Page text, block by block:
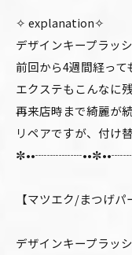
✧ explanation✧
デザインキープラッ
前回から4週間経って
エクステもこんなに
再来店時まで綺麗が
リペアですが、付け
【マツエク/まつげ
デザインキープラッ